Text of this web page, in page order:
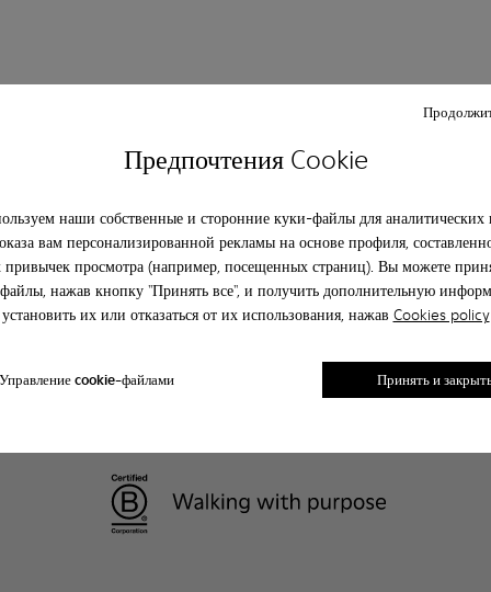
Предпочтения Cookie
наши собственные и сторонние куки-файлы для аналитических
вам персонализированной рекламы на основе профиля,
просмотра (например, посещенных страниц). Вы можете
нажав кнопку "Принять все", и получить дополнительную
установить их или отказаться от их использования, нажав Cookies policy
Управление cookie-файлами Принять и
Часто задаваемые вопрсы
Политика конфиденциальности
Legal notice
История
Κοινωνική ευθύνη
Возможности бизнеса
Blog